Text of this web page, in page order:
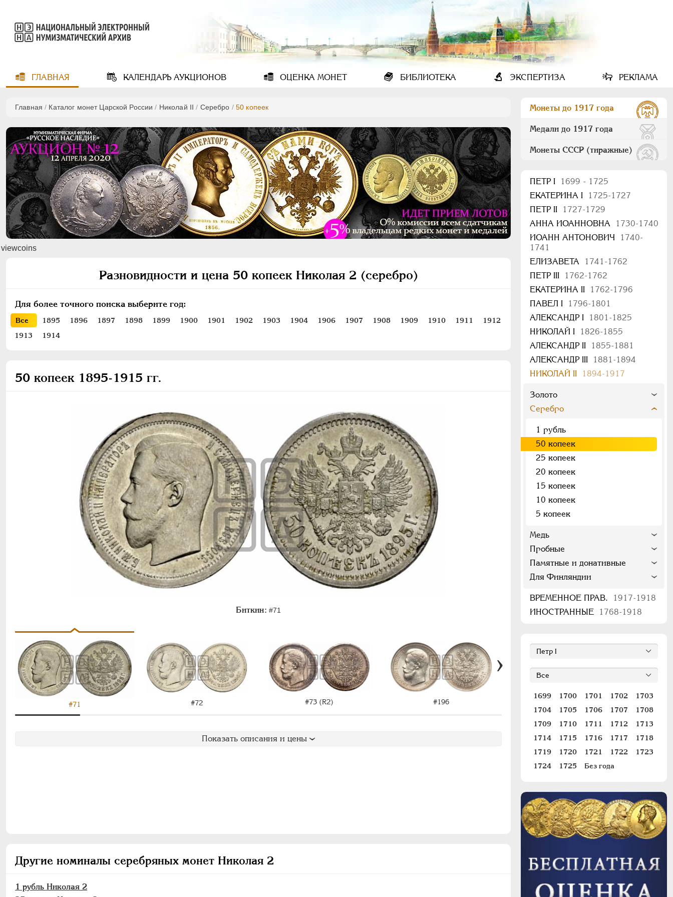
ГЛАВНАЯ КАЛЕНДАРЬАУКЦИОНОВ ОЦЕНКАМОНЕТ БИБЛИОТЕКА ЭКСПЕРТИЗА РЕКЛАМА
Главная / Каталог монет Царской России / Николай II / Серебро / 50 копеек
viewcoins
Разновидности и цена 50 копеек Николая 2 (серебро)
Для более точного поиска выберите год:
Все 1895 1896 1897 1898 1899 1900 1901 1902 1903 1904 1906 1907 1908 1909 1910 1911
1912
1913
1914
50 копеек 1895-1915 гг.
Биткин: #71
#71 #72 #73 (R2) #196
Показать описания и цены
Другие номиналы серебряных монет Николая 2
1 рубль Николая 2
Монеты до 1917 года
Медали до 1917 года
Монеты СССР (тиражные)
ПEТР I
1699 - 1725
ЕКАТЕРИНА I
1725-1727
ПЕТР II
1727-1729
АННА ИОАННОВНА
1730-1740
ИОАНН АНТОНОВИЧ
1740-
1741
ЕЛИЗАВЕТА
1741-1762
ПЕТР III
1762-1762
ЕКАТЕРИНА II
1762-1796
ПАВЕЛ I
1796-1801
АЛЕКСАНДР I
1801-1825
НИКОЛАЙ I
1826-1855
АЛЕКСАНДР II
1855-1881
АЛЕКСАНДР III
1881-1894
НИКОЛАЙ II
1894-1917
Золото
Серебро
1 рубль
50 копеек
25 копеек
20 копеек
15 копеек
10 копеек
5 копеек
Медь
Пробные
Памятные и донативные
Для Финляндии
ВРЕМЕННОЕ ПРАВ.
1917-1918
ИНОСТРАННЫЕ
1768-1918
1699 1700 1701 1702
1703
1704
1705 1706 1707
1708
1709
1710 1711 1712
1713
1714
1715 1716 1717
1718
1719
1720 1721 1722
1723
1724
1725 Без года